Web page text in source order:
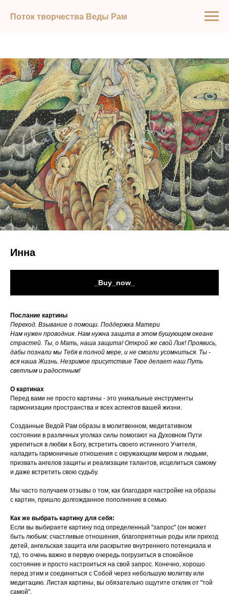
Поток творчества Веды Рам
Инна
_Buy_now_
Послание картины
Переход. Взывание о помощи. Поддержка Матери
Нам нужен проводник. Нам нужна защита в этом бушующем океане
страстей. Ты, о Мать, наша защита! Открой же свой Лик! Проявись,
дабы познали мы Тебя в полной мере, и не смогли усомниться. Ты -
вся наша Жизнь. Незримое присутствие Твое делает наш Путь
светлым и радостным!
О картинах
Перед вами не просто картины - это уникальные инструменты
гармонизации пространства и всех аспектов вашей жизни.
Созданные Ведой Рам образы в молитвенном, медитативном
состоянии в различных уголках силы помогают на Духовном Пути
укрепиться в любви к Богу, встретить своего истинного Учителя,
наладить гармоничные отношения с окружающим миром и людьми,
призвать ангелов защиты и реализации талантов, исцелиться самому
и даже встретить свою судьбу.
Мы часто получаем отзывы о том, как благодаря настройке на образы
с картин, пришло долгожданное пополнение в семью.
Как же выбрать картину для себя:
Если вы выбираете картину под определенный "запрос" (он может
быть любым: счастливые отношения, благоприятные роды или приход
детей, ангельская защита или раскрытие внутреннего потенциала и
тд), то очень важно в первую очередь погрузиться в спокойное
состояние и просто настроиться на свой запрос. Конечно, хорошо
перед этим и соединиться с Собой через небольшую молитву или
медитацию. Листая картины, вы обязательно ощутите отклик от "той
самой".